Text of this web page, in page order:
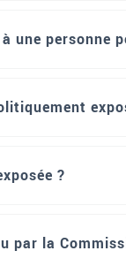
une personne
?
par la